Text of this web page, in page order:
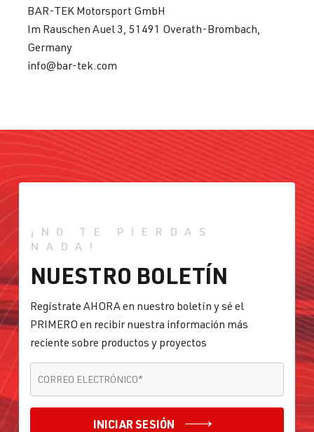
BAR-TEK Motorsport GmbH
Im Rauschen Auel 3, 51491 Overath-Brombach,
Germany
info@bar-tek.com
¡NO TE PIERDAS
NADA!
NUESTRO BOLETÍN
Regístrate AHORA en nuestro boletín y sé el
PRIMERO en recibir nuestra información más
reciente sobre productos y proyectos
CORREO ELECTRÓNICO*
INICIAR SESIÓN